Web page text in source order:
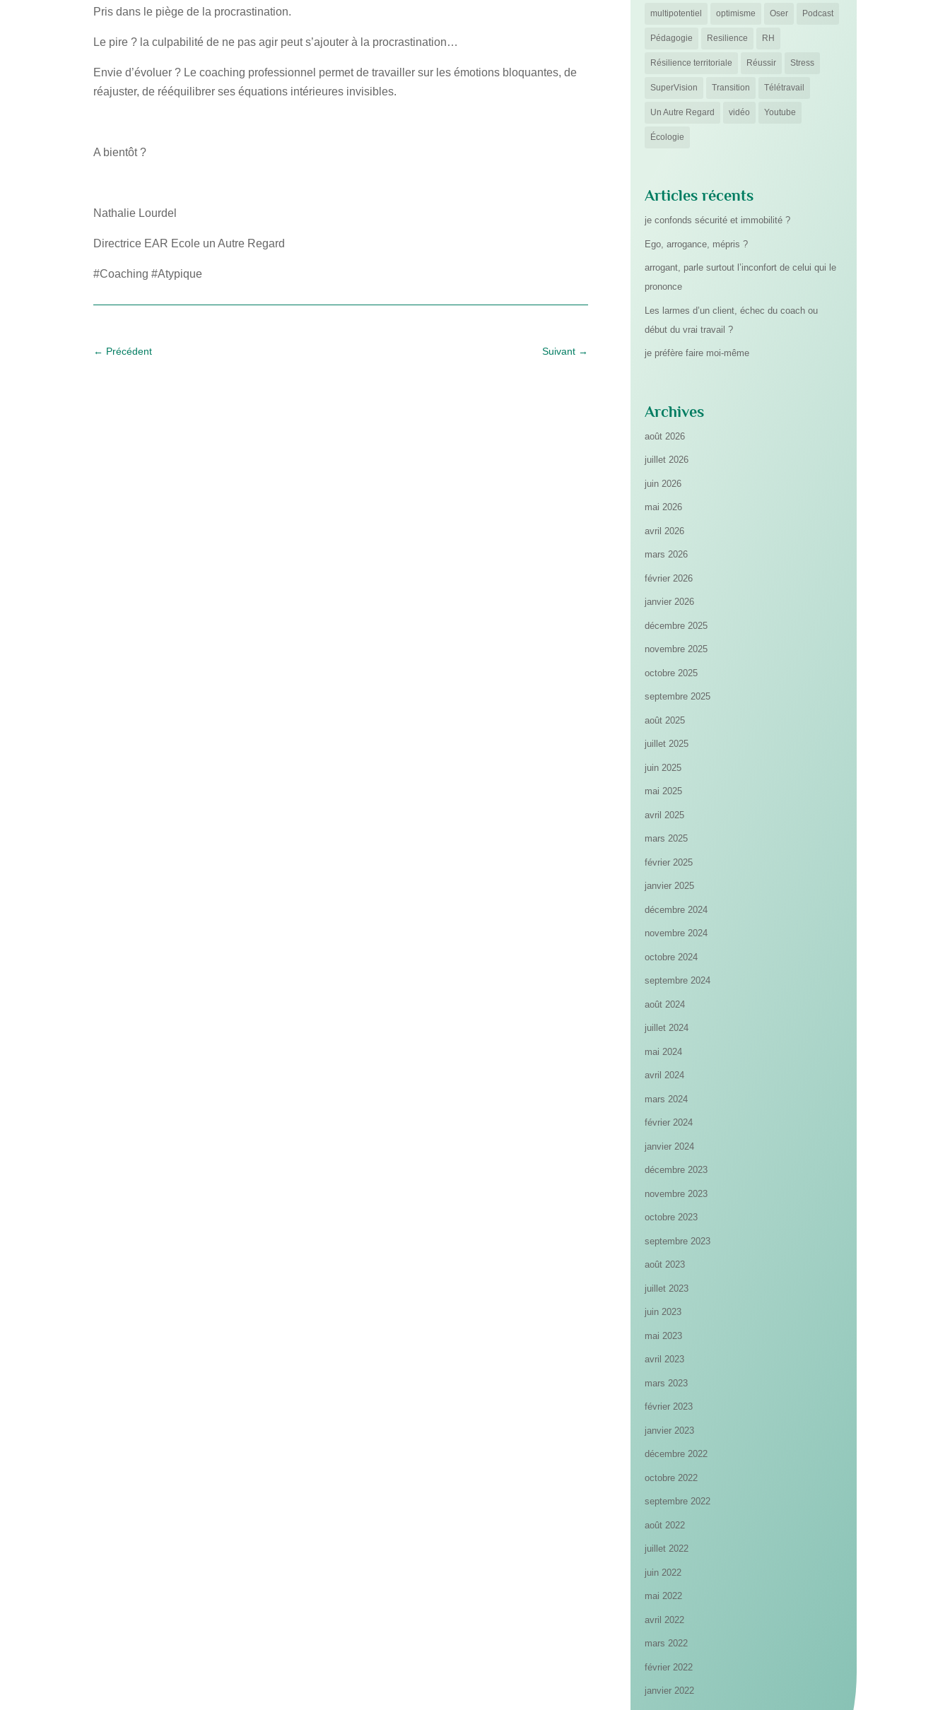
Pris dans le piège de la procrastination.
Le pire ? la culpabilité de ne pas agir peut s’ajouter à la procrastination…
Envie d’évoluer ? Le coaching professionnel permet de travailler sur les émotions bloquantes, de
réajuster, de rééquilibrer ses équations intérieures invisibles.
A bientôt ?
Nathalie Lourdel
Directrice EAR Ecole un Autre Regard
#Coaching #Atypique
← Précédent Suivant →
multipotentiel optimisme Oser Podcast
Pédagogie Resilience RH
Résilience territoriale Réussir Stress
SuperVision Transition Télétravail
Un Autre Regard vidéo Youtube
Écologie
Articles récents
je confonds sécurité et immobilité ?
Ego, arrogance, mépris ?
arrogant, parle surtout l’inconfort de celui qui le
prononce
Les larmes d’un client, échec du coach ou
début du vrai travail ?
je préfère faire moi-même
Archives
août 2026
juillet 2026
juin 2026
mai 2026
avril 2026
mars 2026
février 2026
janvier 2026
décembre 2025
novembre 2025
octobre 2025
septembre 2025
août 2025
juillet 2025
juin 2025
mai 2025
avril 2025
mars 2025
février 2025
janvier 2025
décembre 2024
novembre 2024
octobre 2024
septembre 2024
août 2024
juillet 2024
mai 2024
avril 2024
mars 2024
février 2024
janvier 2024
décembre 2023
novembre 2023
octobre 2023
septembre 2023
août 2023
juillet 2023
juin 2023
mai 2023
avril 2023
mars 2023
février 2023
janvier 2023
décembre 2022
octobre 2022
septembre 2022
août 2022
juillet 2022
juin 2022
mai 2022
avril 2022
mars 2022
février 2022
janvier 2022